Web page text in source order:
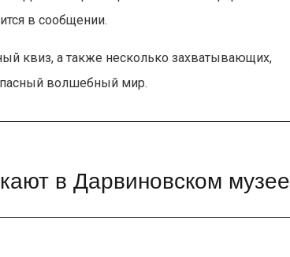
в сообщении.
квиз, а также несколько захватывающих,
волшебный мир.
в Дарвиновском музее